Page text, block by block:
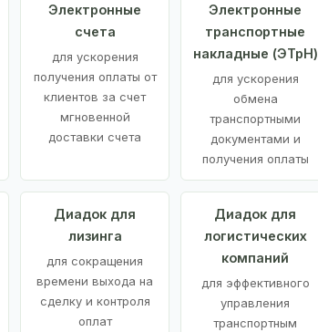
Электронные
счета
для ускорения
получения оплаты от
клиентов за счет
мгновенной
доставки счета
Электронные
транспортные
накладные (ЭТрН)
для ускорения
обмена
транспортными
документами и
получения оплаты
Диадок для
лизинга
для сокращения
времени выхода на
сделку и контроля
оплат
Диадок для
логистических
компаний
для эффективного
управления
транспортным